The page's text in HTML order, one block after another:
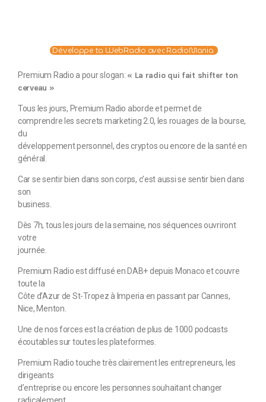
Développe ta WebRadio avec RadioMania
Premium Radio a pour slogan: « La radio qui fait shifter ton
cerveau »
Tous les jours, Premium Radio aborde et permet de
comprendre les secrets marketing 2.0, les rouages de la bourse,
du
développement personnel, des cryptos ou encore de la santé en
général.
Car se sentir bien dans son corps, c’est aussi se sentir bien dans
son
business.
Dès 7h, tous les jours de la semaine, nos séquences ouvriront
votre
journée.
Premium Radio est diffusé en DAB+ depuis Monaco et couvre
toute la
Côte d’Azur de St-Tropez à Imperia en passant par Cannes,
Nice, Menton.
Une de nos forces est la création de plus de 1000 podcasts
écoutables sur toutes les plateformes.
Premium Radio touche très clairement les entrepreneurs, les
dirigeants
d’entreprise ou encore les personnes souhaitant changer
radicalement